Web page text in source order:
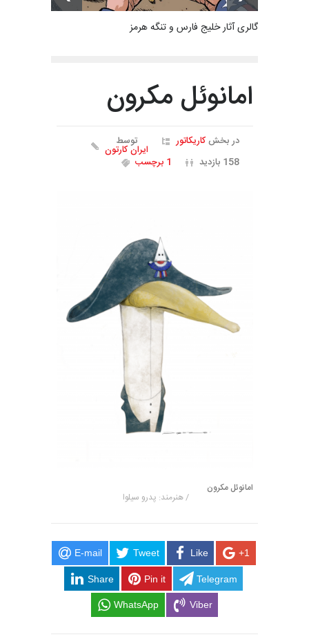
گالری آثار خلیج فارس و تنگه هرمز
امانوئل مکرون
در بخشکاریکاتور توسط
ایران کارتون
158 بازدید
1 برچسب
امانوئل مکرون
/ هنرمند: پدرو سیلوا
E-mail Tweet Like +1
Share Pin it Telegram
WhatsApp Viber